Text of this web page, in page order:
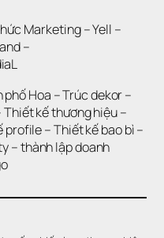
Marketing – Yell
phố Hoa – Trúc dekor
Thiết kế thương hiệu
profile – Thiết kế bao bì
– thành lập doanh